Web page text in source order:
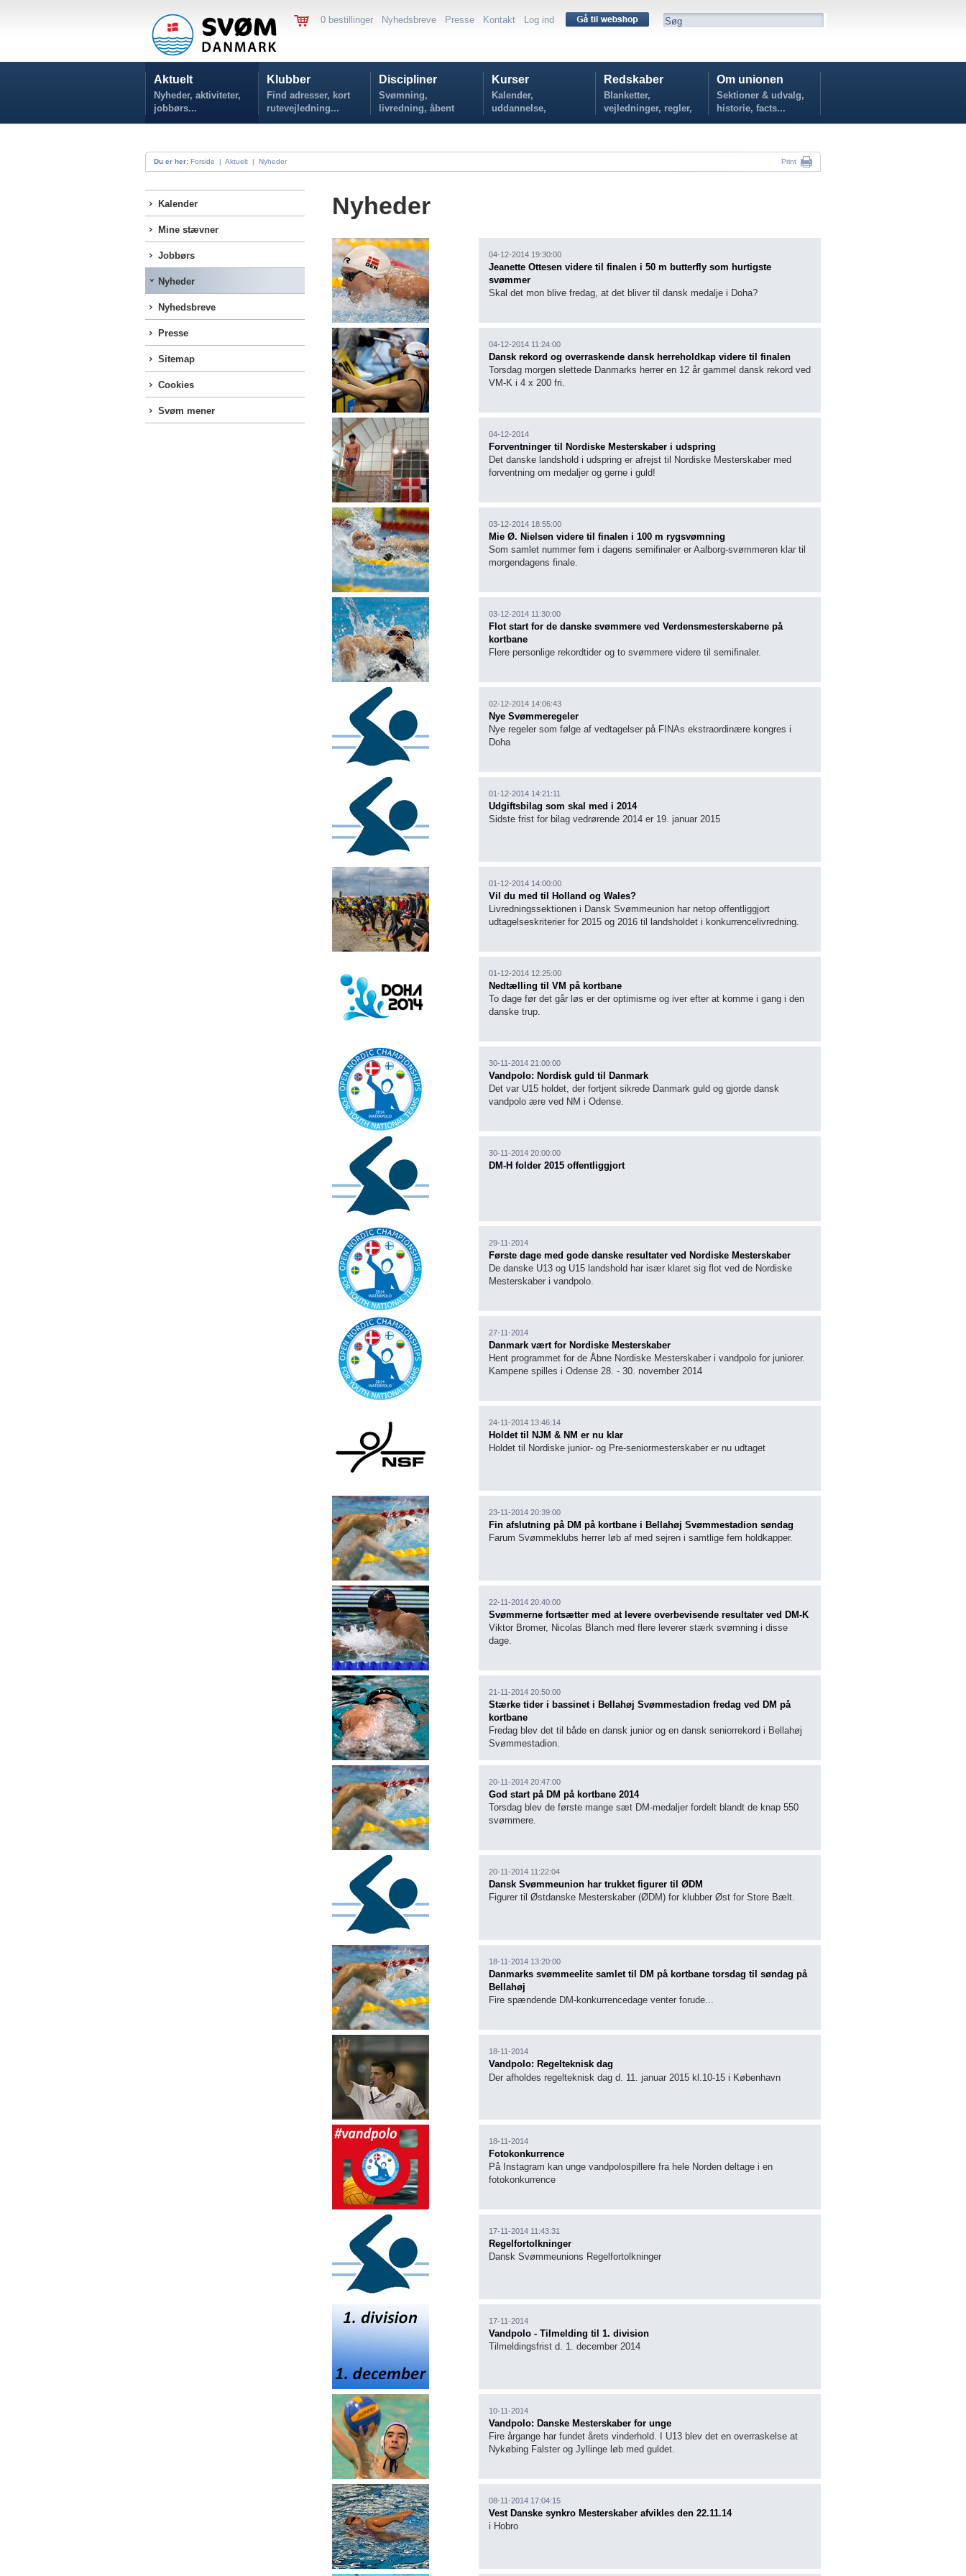
0 bestillinger Nyhedsbreve Presse Kontakt Log ind
Aktuelt
Nyheder, aktiviteter,
jobbørs...
Klubber
Find adresser, kort
rutevejledning...
Discipliner
Svømning,
livredning, åbent
vand...
Kurser
Kalender,
uddannelse,
tilmelding...
Redskaber
Blanketter,
vejledninger, regler,
politikker...
Om unionen
Sektioner & udvalg,
historie, facts...
Du er her: Forside | Aktuelt | Nyheder Print
Kalender
Mine stævner
Jobbørs
Nyheder
Nyhedsbreve
Presse
Sitemap
Cookies
Svøm mener
Nyheder
04-12-2014 19:30:00
Jeanette Ottesen videre til finalen i 50 m butterfly som hurtigste
svømmer
Skal det mon blive fredag, at det bliver til dansk medalje i Doha?
04-12-2014 11:24:00
Dansk rekord og overraskende dansk herreholdkap videre til finalen
Torsdag morgen slettede Danmarks herrer en 12 år gammel dansk rekord ved
VM-K i 4 x 200 fri.
04-12-2014
Forventninger til Nordiske Mesterskaber i udspring
Det danske landshold i udspring er afrejst til Nordiske Mesterskaber med
forventning om medaljer og gerne i guld!
03-12-2014 18:55:00
Mie Ø. Nielsen videre til finalen i 100 m rygsvømning
Som samlet nummer fem i dagens semifinaler er Aalborg-svømmeren klar til
morgendagens finale.
03-12-2014 11:30:00
Flot start for de danske svømmere ved Verdensmesterskaberne på
kortbane
Flere personlige rekordtider og to svømmere videre til semifinaler.
02-12-2014 14:06:43
Nye Svømmeregeler
Nye regeler som følge af vedtagelser på FINAs ekstraordinære kongres i
Doha
01-12-2014 14:21:11
Udgiftsbilag som skal med i 2014
Sidste frist for bilag vedrørende 2014 er 19. januar 2015
01-12-2014 14:00:00
Vil du med til Holland og Wales?
Livredningssektionen i Dansk Svømmeunion har netop offentliggjort
udtagelseskriterier for 2015 og 2016 til landsholdet i konkurrencelivredning.
01-12-2014 12:25:00
Nedtælling til VM på kortbane
To dage før det går løs er der optimisme og iver efter at komme i gang i den
danske trup.
30-11-2014 21:00:00
Vandpolo: Nordisk guld til Danmark
Det var U15 holdet, der fortjent sikrede Danmark guld og gjorde dansk
vandpolo ære ved NM i Odense.
30-11-2014 20:00:00
DM-H folder 2015 offentliggjort
29-11-2014
Første dage med gode danske resultater ved Nordiske Mesterskaber
De danske U13 og U15 landshold har især klaret sig flot ved de Nordiske
Mesterskaber i vandpolo.
27-11-2014
Danmark vært for Nordiske Mesterskaber
Hent programmet for de Åbne Nordiske Mesterskaber i vandpolo for juniorer.
Kampene spilles i Odense 28. - 30. november 2014
24-11-2014 13:46:14
Holdet til NJM & NM er nu klar
Holdet til Nordiske junior- og Pre-seniormesterskaber er nu udtaget
23-11-2014 20:39:00
Fin afslutning på DM på kortbane i Bellahøj Svømmestadion søndag
Farum Svømmeklubs herrer løb af med sejren i samtlige fem holdkapper.
22-11-2014 20:40:00
Svømmerne fortsætter med at levere overbevisende resultater ved DM-K
Viktor Bromer, Nicolas Blanch med flere leverer stærk svømning i disse
dage.
21-11-2014 20:50:00
Stærke tider i bassinet i Bellahøj Svømmestadion fredag ved DM på
kortbane
Fredag blev det til både en dansk junior og en dansk seniorrekord i Bellahøj
Svømmestadion.
20-11-2014 20:47:00
God start på DM på kortbane 2014
Torsdag blev de første mange sæt DM-medaljer fordelt blandt de knap 550
svømmere.
20-11-2014 11:22:04
Dansk Svømmeunion har trukket figurer til ØDM
Figurer til Østdanske Mesterskaber (ØDM) for klubber Øst for Store Bælt.
18-11-2014 13:20:00
Danmarks svømmeelite samlet til DM på kortbane torsdag til søndag på
Bellahøj
Fire spændende DM-konkurrencedage venter forude...
18-11-2014
Vandpolo: Regelteknisk dag
Der afholdes regelteknisk dag d. 11. januar 2015 kl.10-15 i København
18-11-2014
Fotokonkurrence
På Instagram kan unge vandpolospillere fra hele Norden deltage i en
fotokonkurrence
17-11-2014 11:43:31
Regelfortolkninger
Dansk Svømmeunions Regelfortolkninger
17-11-2014
Vandpolo - Tilmelding til 1. division
Tilmeldingsfrist d. 1. december 2014
10-11-2014
Vandpolo: Danske Mesterskaber for unge
Fire årgange har fundet årets vinderhold. I U13 blev det en overraskelse at
Nykøbing Falster og Jyllinge løb med guldet.
08-11-2014 17:04:15
Vest Danske synkro Mesterskaber afvikles den 22.11.14
i Hobro